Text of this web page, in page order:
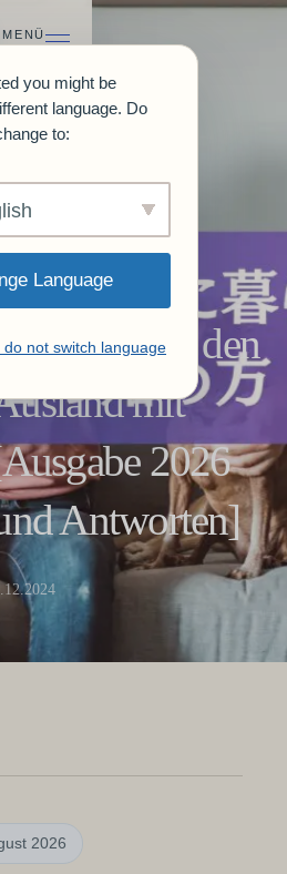
MENÜ
für den
mit
2026
Antworten]
2026
you might be
language. Do
to:
Language
do not switch language